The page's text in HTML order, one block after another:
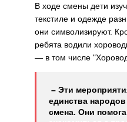
В ходе смены дети
текстиле и одежде
они символизируют.
ребята водили
— в том числе
– Эти
единства
смена. Они